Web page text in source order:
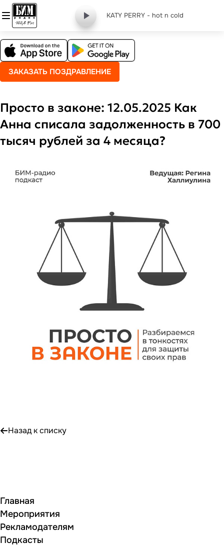
KATY PERRY - hot n cold
ЗАКАЗАТЬ ПОЗДРАВЛЕНИЕ
Просто в законе: 12.05.2025 Как
Анна списала задолженность в 700
тысяч рублей за 4 месяца?
Назад к списку
Главная
Мероприятия
Рекламодателям
Подкасты